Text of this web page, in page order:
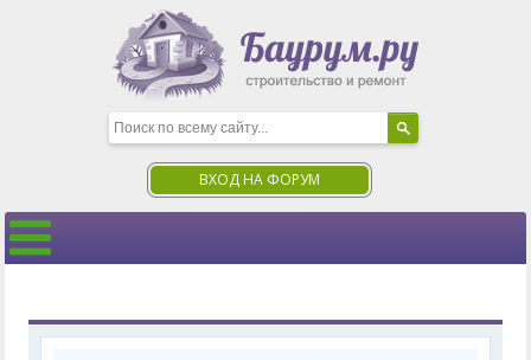
ВХОД НА ФОРУМ